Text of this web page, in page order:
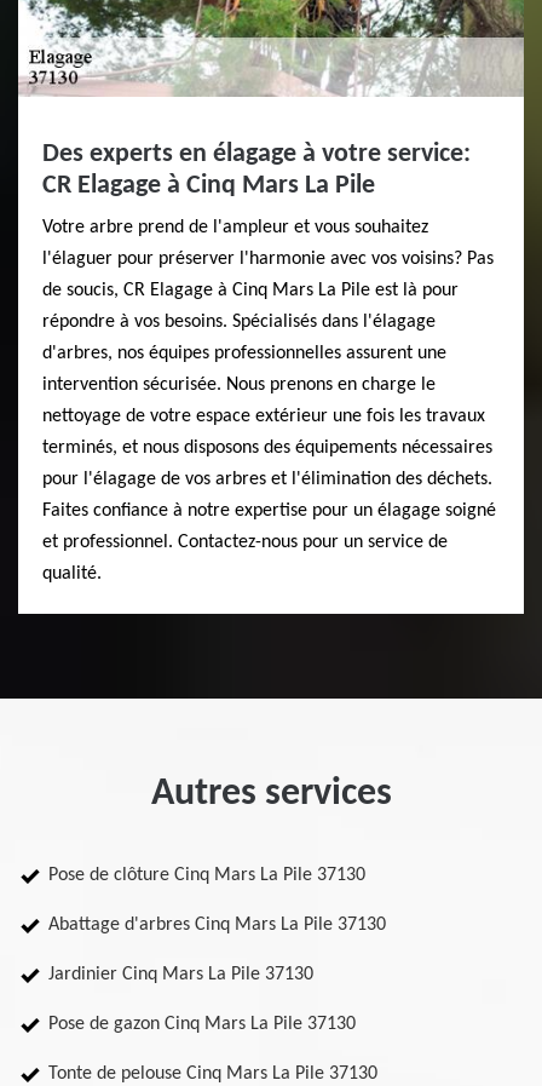
Des experts en élagage à votre service:
CR Elagage à Cinq Mars La Pile
Votre arbre prend de l'ampleur et vous souhaitez
l'élaguer pour préserver l'harmonie avec vos voisins? Pas
de soucis, CR Elagage à Cinq Mars La Pile est là pour
répondre à vos besoins. Spécialisés dans l'élagage
d'arbres, nos équipes professionnelles assurent une
intervention sécurisée. Nous prenons en charge le
nettoyage de votre espace extérieur une fois les travaux
terminés, et nous disposons des équipements nécessaires
pour l'élagage de vos arbres et l'élimination des déchets.
Faites confiance à notre expertise pour un élagage soigné
et professionnel. Contactez-nous pour un service de
qualité.
Autres services
Pose de clôture Cinq Mars La Pile 37130
Abattage d'arbres Cinq Mars La Pile 37130
Jardinier Cinq Mars La Pile 37130
Pose de gazon Cinq Mars La Pile 37130
Tonte de pelouse Cinq Mars La Pile 37130